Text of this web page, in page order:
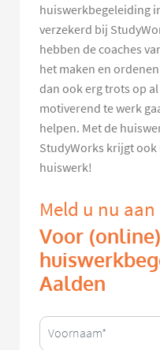
huiswerkbegeleiding
verzekerd bij
hebben de coaches
het maken en
dan ook erg trots op
motiverend te werk
helpen. Met de
StudyWorks krijgt
huiswerk!
Meld u nu aan
Voor (online)
Aalden